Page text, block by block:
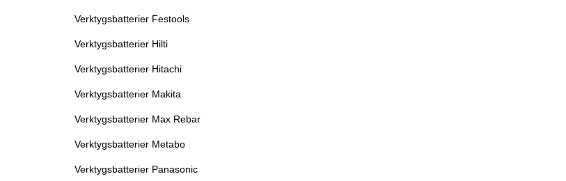
Verktygsbatterier Festools
Verktygsbatterier Hilti
Verktygsbatterier Hitachi
Verktygsbatterier Makita
Verktygsbatterier Max Rebar
Verktygsbatterier Metabo
Verktygsbatterier Panasonic